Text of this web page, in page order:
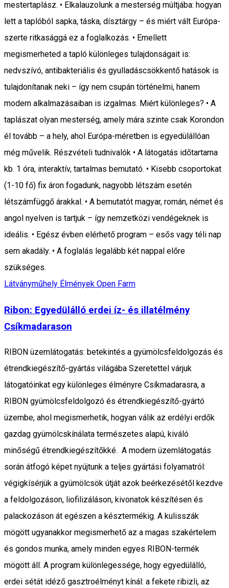
mestertaplász. • Elkalauzolunk a mesterség múltjába: hogyan
lett a taplóból sapka, táska, dísztárgy – és miért vált Európa-
szerte ritkasággá ez a foglalkozás. • Emellett
megismerheted a tapló különleges tulajdonságait is:
nedvszívó, antibakteriális és gyulladáscsökkentő hatások is
tulajdonítanak neki – így nem csupán történelmi, hanem
modern alkalmazásaiban is izgalmas. Miért különleges? • A
taplászat olyan mesterség, amely mára szinte csak Korondon
él tovább – a hely, ahol Európa-méretben is egyedülállóan
még művelik. Részvételi tudnivalók • A látogatás időtartama
kb. 1 óra, interaktív, tartalmas bemutató. • Kisebb csoportokat
(1-10 fő) fix áron fogadunk, nagyobb létszám esetén
létszámfüggő árakkal. • A bemutatót magyar, román, német és
angol nyelven is tartjuk – így nemzetközi vendégeknek is
ideális. • Egész évben elérhető program – esős vagy téli nap
sem akadály. • A foglalás legalább két nappal előre
szükséges.
Látványműhely Élmények Open Farm
Ribon: Egyedülálló erdei íz- és illatélmény
Csíkmadarason
RIBON üzemlátogatás: betekintés a gyümölcsfeldolgozás és
étrendkiegészítő-gyártás világába Szeretettel várjuk
látogatóinkat egy különleges élményre Csíkmadarasra, a
RIBON gyümölcsfeldolgozó és étrendkiegészítő-gyártó
üzembe, ahol megismerhetik, hogyan válik az erdélyi erdők
gazdag gyümölcskínálata természetes alapú, kiváló
minőségű étrendkiegészítőkké. A modern üzemlátogatás
során átfogó képet nyújtunk a teljes gyártási folyamatról:
végigkísérjük a gyümölcsök útját azok beérkezésétől kezdve
a feldolgozáson, liofilizáláson, kivonatok készítésen és
palackozáson át egészen a késztermékig. A kulisszák
mögött ugyanakkor megismerhető az a magas szakértelem
és gondos munka, amely minden egyes RIBON-termék
mögött áll. A program különlegessége, hogy egyedülálló,
erdei sétát idéző gasztroélményt kínál: a fekete ribizli, az